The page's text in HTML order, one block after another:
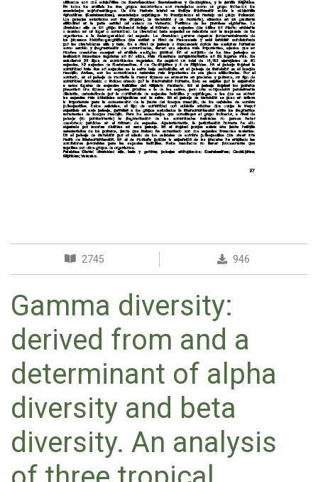
2745 946
Gamma diversity:
derived from and a
determinant of alpha
diversity and beta
diversity. An analysis